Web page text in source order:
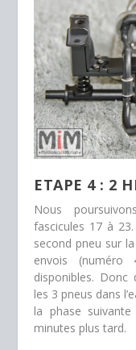
ETAPE 4 : 2
Nous
fascicules 17 à
second pneu sur
envois
disponibles. Donc
les 3 pneus dans
la phase
minutes plus tard.